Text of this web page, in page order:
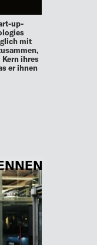
up-
mit
ihres
er ihnen